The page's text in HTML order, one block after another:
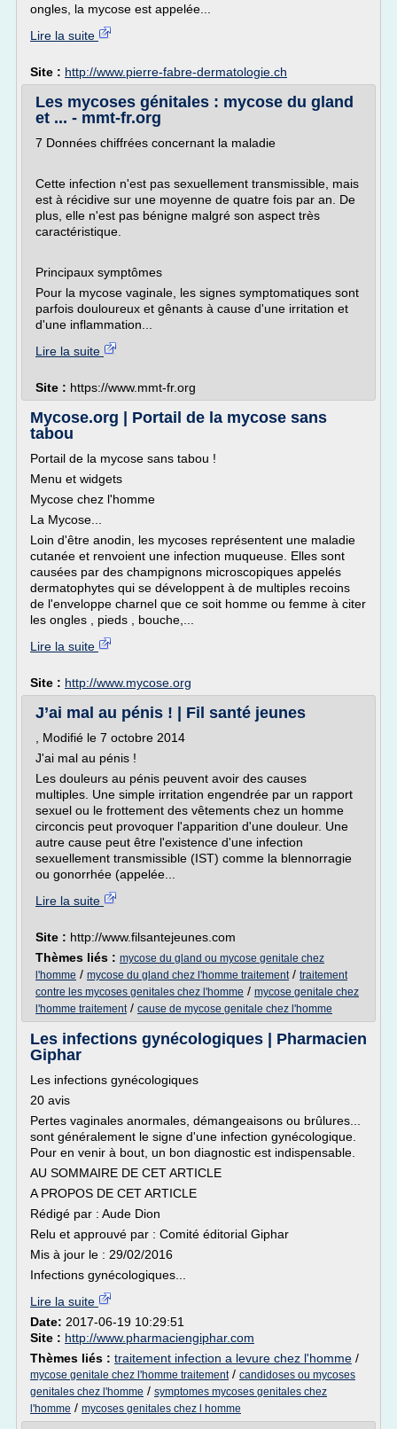
ongles, la mycose est appelée...
Lire la suite
Site : http://www.pierre-fabre-dermatologie.ch
Les mycoses génitales : mycose du gland
et ... - mmt-fr.org
7 Données chiffrées concernant la maladie
Cette infection n'est pas sexuellement transmissible, mais
est à récidive sur une moyenne de quatre fois par an. De
plus, elle n'est pas bénigne malgré son aspect très
caractéristique.
Principaux symptômes
Pour la mycose vaginale, les signes symptomatiques sont
parfois douloureux et gênants à cause d'une irritation et
d'une inflammation...
Lire la suite
Site : https://www.mmt-fr.org
Mycose.org | Portail de la mycose sans
tabou
Portail de la mycose sans tabou !
Menu et widgets
Mycose chez l'homme
La Mycose...
Loin d'être anodin, les mycoses représentent une maladie
cutanée et renvoient une infection muqueuse. Elles sont
causées par des champignons microscopiques appelés
dermatophytes qui se développent à de multiples recoins
de l'enveloppe charnel que ce soit homme ou femme à citer
les ongles , pieds , bouche,...
Lire la suite
Site : http://www.mycose.org
J’ai mal au pénis ! | Fil santé jeunes
, Modifié le 7 octobre 2014
J'ai mal au pénis !
Les douleurs au pénis peuvent avoir des causes
multiples. Une simple irritation engendrée par un rapport
sexuel ou le frottement des vêtements chez un homme
circoncis peut provoquer l'apparition d'une douleur. Une
autre cause peut être l'existence d'une infection
sexuellement transmissible (IST) comme la blennorragie
ou gonorrhée (appelée...
Lire la suite
Site : http://www.filsantejeunes.com
Thèmes liés : mycose du gland ou mycose genitale chez
l'homme / mycose du gland chez l'homme traitement/ traitement
contre les mycoses genitales chez l'homme / mycose genitale chez
l'homme traitement/ cause de mycose genitale chez l'homme
Les infections gynécologiques | Pharmacien
Giphar
Les infections gynécologiques
20 avis
Pertes vaginales anormales, démangeaisons ou brûlures...
sont généralement le signe d'une infection gynécologique.
Pour en venir à bout, un bon diagnostic est indispensable.
AU SOMMAIRE DE CET ARTICLE
A PROPOS DE CET ARTICLE
Rédigé par : Aude Dion
Relu et approuvé par : Comité éditorial Giphar
Mis à jour le : 29/02/2016
Infections gynécologiques...
Lire la suite
Date: 2017-06-19 10:29:51
Site : http://www.pharmaciengiphar.com
Thèmes liés : traitement infection a levure chez l'homme /
mycose genitale chez l'homme traitement/ candidoses ou mycoses
genitales chez l'homme / symptomes mycoses genitales chez
l'homme / mycoses genitales chez l homme